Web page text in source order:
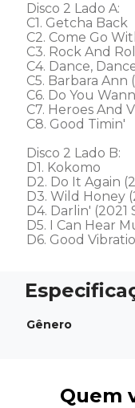
Disco 2 Lado A:
C1. Getcha Back
C2. Come Go
C3. Rock And
C4. Dance,
C5. Barbara Ann
C6. Do You
C7. Heroes And
C8. Good Timin'
Disco 2 Lado B:
D1. Kokomo
D2. Do It Again
D3. Wild Honey
D4. Darlin' (2021
D5. I Can Hear
D6. Good
Gênero
Quem